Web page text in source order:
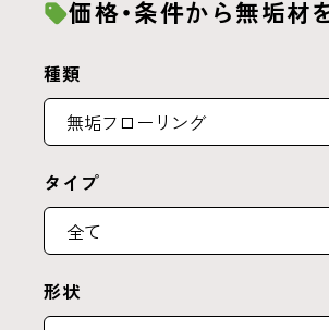
価格・条件から無垢材
種類
タイプ
形状